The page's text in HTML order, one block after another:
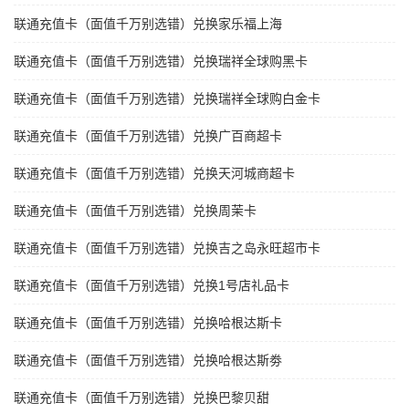
联通充值卡（面值千万别选错）兑换家乐福上海
联通充值卡（面值千万别选错）兑换瑞祥全球购黑卡
联通充值卡（面值千万别选错）兑换瑞祥全球购白金卡
联通充值卡（面值千万别选错）兑换广百商超卡
联通充值卡（面值千万别选错）兑换天河城商超卡
联通充值卡（面值千万别选错）兑换周茉卡
联通充值卡（面值千万别选错）兑换吉之岛永旺超市卡
联通充值卡（面值千万别选错）兑换1号店礼品卡
联通充值卡（面值千万别选错）兑换哈根达斯卡
联通充值卡（面值千万别选错）兑换哈根达斯劵
联通充值卡（面值千万别选错）兑换巴黎贝甜